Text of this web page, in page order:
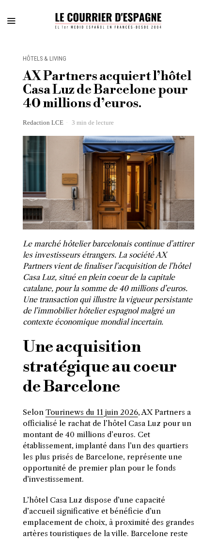
HÔTELS & LIVING
AX Partners acquiert l’hôtel
Casa Luz de Barcelone pour
40 millions d’euros.
Redaction LCE 3 min de lecture
Le marché hôtelier barcelonais continue d’attirer
les investisseurs étrangers. La société AX
Partners vient de finaliser l’acquisition de l’hôtel
Casa Luz, situé en plein coeur de la capitale
catalane, pour la somme de 40 millions d’euros.
Une transaction qui illustre la vigueur persistante
de l’immobilier hôtelier espagnol malgré un
contexte économique mondial incertain.
Une acquisition
stratégique au coeur
de Barcelone
Selon Tourinews du 11 juin 2026, AX Partners a
officialisé le rachat de l’hôtel Casa Luz pour un
montant de 40 millions d’euros. Cet
établissement, implanté dans l’un des quartiers
les plus prisés de Barcelone, représente une
opportunité de premier plan pour le fonds
d’investissement.
L’hôtel Casa Luz dispose d’une capacité
d’accueil significative et bénéficie d’un
emplacement de choix, à proximité des grandes
artères touristiques de la ville. Barcelone reste